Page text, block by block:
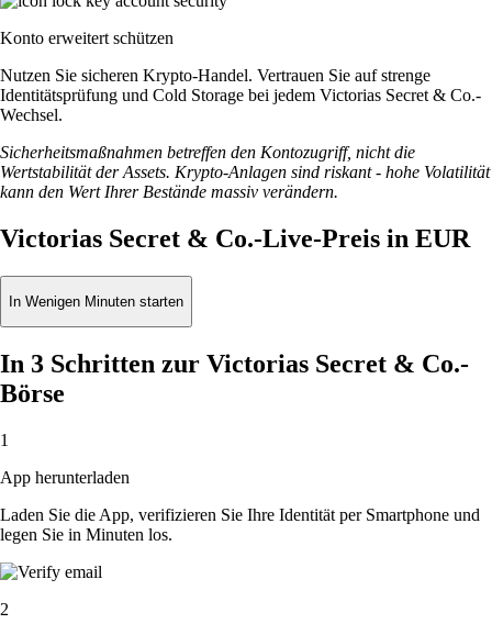
Konto erweitert schützen
Nutzen Sie sicheren Krypto-Handel. Vertrauen Sie auf strenge
Identitätsprüfung und Cold Storage bei jedem Victorias Secret & Co.-
Wechsel.
Sicherheitsmaßnahmen betreffen den Kontozugriff, nicht die
Wertstabilität der Assets. Krypto-Anlagen sind riskant - hohe Volatilität
kann den Wert Ihrer Bestände massiv verändern.
Victorias Secret & Co.-Live-Preis in EUR
In Wenigen Minuten starten
In 3 Schritten zur Victorias Secret & Co.-
Börse
1
App herunterladen
Laden Sie die App, verifizieren Sie Ihre Identität per Smartphone und
legen Sie in Minuten los.
2